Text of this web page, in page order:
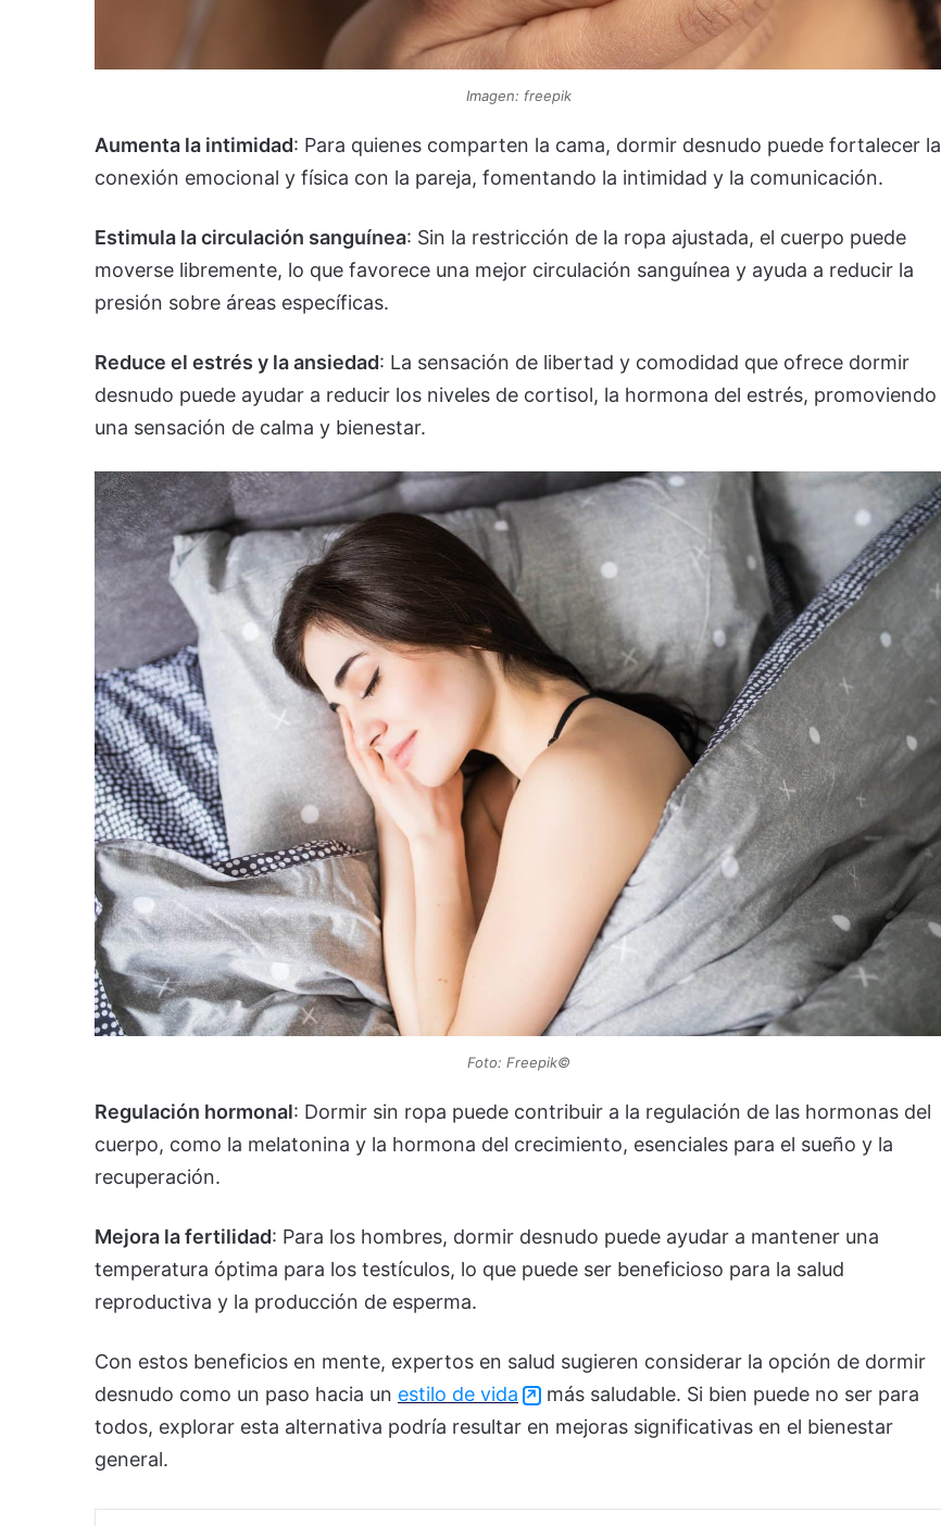
Imagen: freepik
Aumenta la intimidad: Para quienes comparten la cama, dormir desnudo puede fortalecer la
conexión emocional y física con la pareja, fomentando la intimidad y la comunicación.
Estimula la circulación sanguínea: Sin la restricción de la ropa ajustada, el cuerpo puede
moverse libremente, lo que favorece una mejor circulación sanguínea y ayuda a reducir la
presión sobre áreas específicas.
Reduce el estrés y la ansiedad: La sensación de libertad y comodidad que ofrece dormir
desnudo puede ayudar a reducir los niveles de cortisol, la hormona del estrés, promoviendo
una sensación de calma y bienestar.
Foto: Freepik©️
Regulación hormonal: Dormir sin ropa puede contribuir a la regulación de las hormonas del
cuerpo, como la melatonina y la hormona del crecimiento, esenciales para el sueño y la
recuperación.
Mejora la fertilidad: Para los hombres, dormir desnudo puede ayudar a mantener una
temperatura óptima para los testículos, lo que puede ser beneficioso para la salud
reproductiva y la producción de esperma.
Con estos beneficios en mente, expertos en salud sugieren considerar la opción de dormir
desnudo como un paso hacia un estilo de vida
más saludable. Si bien puede no ser para
todos, explorar esta alternativa podría resultar en mejoras significativas en el bienestar
general.